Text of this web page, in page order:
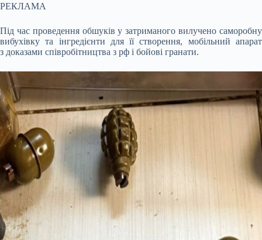
РЕКЛАМА
Під час проведення обшуків у затриманого вилучено саморобну
вибухівку та інгредієнти для її створення, мобільний апарат
з доказами співробітництва з рф і бойові гранати.